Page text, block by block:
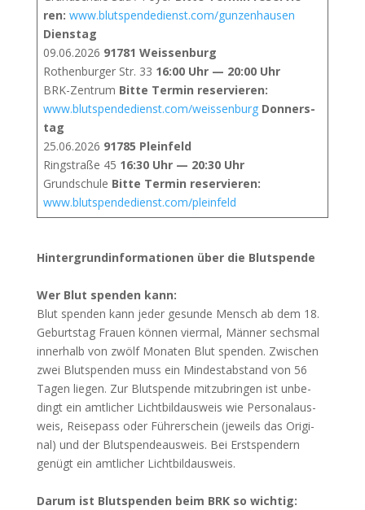
ren: www.blutspendedienst.com/gunzenhausen
Diens­tag
09.06.2026 91781 Weis­sen­burg
Rothen­bur­ger Str. 33 16:00 Uhr — 20:00 Uhr
BRK-Zen­trum Bit­te Ter­min reser­vie­ren:
www.blutspendedienst.com/weissenburg Don­ners­
tag
25.06.2026 91785 Plein­feld
Ring­stra­ße 45 16:30 Uhr — 20:30 Uhr
Grund­schu­le Bit­te Ter­min reser­vie­ren:
www.blutspendedienst.com/pleinfeld
Hin­ter­grund­in­for­ma­tio­nen über die Blut­spen­de
Wer Blut spen­den kann:
Blut spen­den kann jeder gesun­de Mensch ab dem 18.
Geburts­tag Frau­en kön­nen vier­mal, Män­ner sechs­mal
inner­halb von zwölf Mona­ten Blut spen­den. Zwi­schen
zwei Blut­spen­den muss ein Min­dest­ab­stand von 56
Tagen lie­gen. Zur Blut­spen­de mit­zu­brin­gen ist unbe­
dingt ein amt­li­cher Licht­bild­aus­weis wie Per­so­nal­aus­
weis, Rei­se­pass oder Füh­rer­schein (jeweils das Ori­gi­
nal) und der Blut­spen­de­aus­weis. Bei Erst­spen­dern
genügt ein amt­li­cher Licht­bild­aus­weis.
Dar­um ist Blut­spen­den beim BRK so wich­tig: